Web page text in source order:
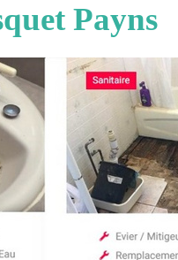
Payns